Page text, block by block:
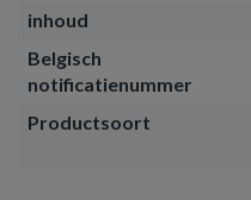
inhoud
Belgisch
notificatienummer
Productsoort